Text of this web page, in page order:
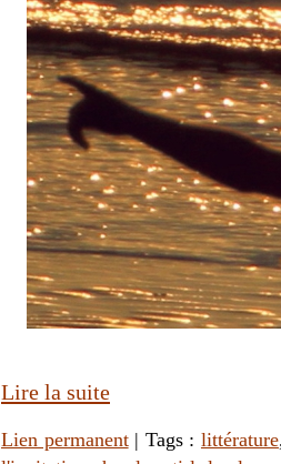
Lire la suite
Lien permanent| Tags : littérature